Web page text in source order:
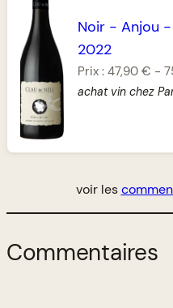
Noir- Anjou -
2022
Prix : 47,90 € -
achat vin chez
voir les
Commentaires